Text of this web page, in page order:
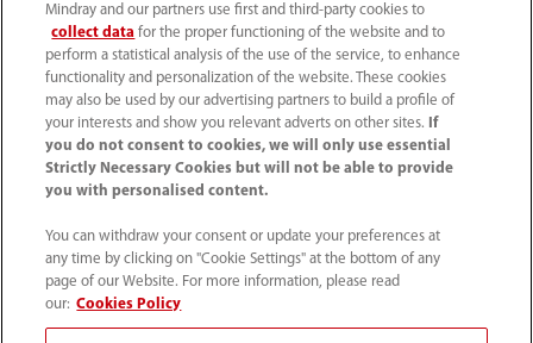
Acerca de Mindray
Información de contacto
Mindray and our partners use first and third-party cookies to
collect data for the proper functioning of the website and to
perform a statistical analysis of the use of the service, to enhance
functionality and personalization of the website. These cookies
may also be used by our advertising partners to build a profile of
your interests and show you relevant adverts on other sites.
If
you do not consent to cookies, we will only use essential
Strictly Necessary Cookies but will not be able to provide
you with personalised content.
You can withdraw your consent or update your preferences at
any time by clicking on "Cookie Settings" at the bottom of any
page of our Website. For more information, please read
our: Cookies Policy